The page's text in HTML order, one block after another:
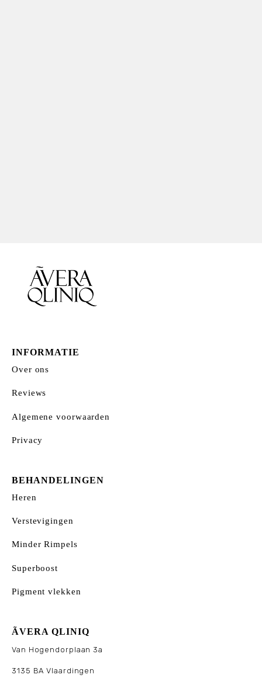
INFORMATIE
Over ons
Reviews
Algemene voorwaarden
Privacy
BEHANDELINGEN
Heren
Verstevigingen
Minder Rimpels
Superboost
Pigment vlekken
ÃVERA QLINIQ
Van Hogendorplaan 3a
3135 BA Vlaardingen